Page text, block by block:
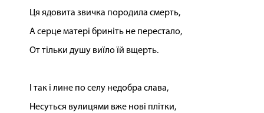
Ця ядовита звичка породила смерть,
А серце матері бриніть не перестало,
От тільки душу виїло їй вщерть.
І так і лине по селу недобра слава,
Несуться вулицями вже нові плітки,